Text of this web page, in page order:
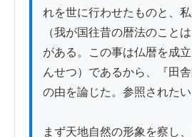
れを世に行わせたものと、私
（我が国往昔の暦法のこと
がある。この事は仏暦を成
んせつ）であるから、『田
の由を論じた。参照されたい
まず天地自然の形象を察し